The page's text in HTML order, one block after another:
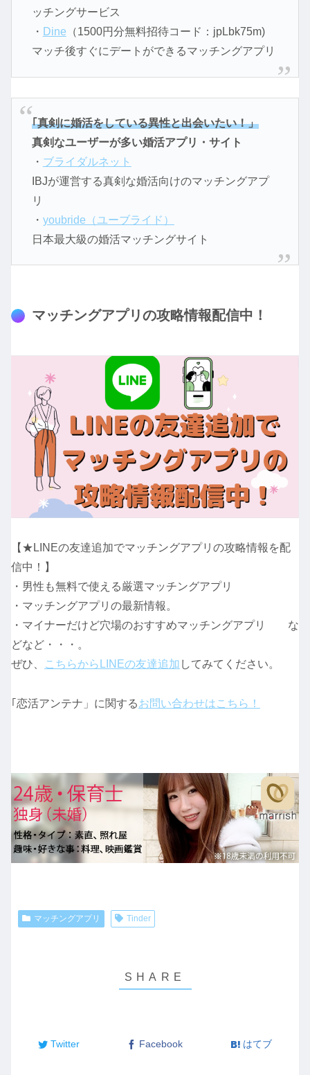
ッチングサービス
・ Dine （1500円分無料招待コード：jpLbk75m)
マッチ後すぐにデートができるマッチングアプリ
｢真剣に婚活をしている異性と出会いたい！」
真剣なユーザーが多い婚活アプリ・サイト
・ ブライダルネット
IBJが運営する真剣な婚活向けのマッチングアプ
リ
・ youbride（ユーブライド）
日本最大級の婚活マッチングサイト
マッチングアプリの攻略情報配信中！
【★LINEの友達追加でマッチングアプリの攻略情報を配
信中！】
・男性も無料で使える厳選マッチングアプリ
・マッチングアプリの最新情報。
・マイナーだけど穴場のおすすめマッチングアプリ な
どなど・・・。
ぜひ、
こちらからLINEの友達追加 してみてください。
｢恋活アンテナ」に関するお問い合わせはこちら！
マッチングアプリ Tinder
Twitter Facebook はてブ